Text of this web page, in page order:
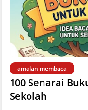
amalan membaca
100 Senarai
Sekolah